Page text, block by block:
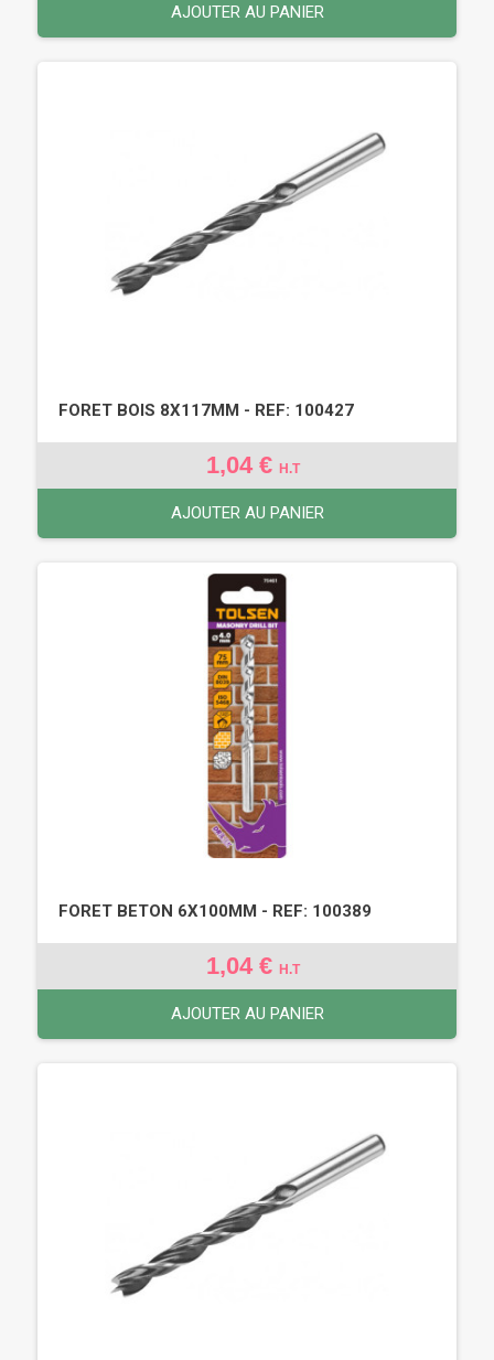
AJOUTER AU PANIER
FORET BOIS 8X117MM - REF: 100427
1,04 € H.T
AJOUTER AU PANIER
FORET BETON 6X100MM - REF: 100389
1,04 € H.T
AJOUTER AU PANIER